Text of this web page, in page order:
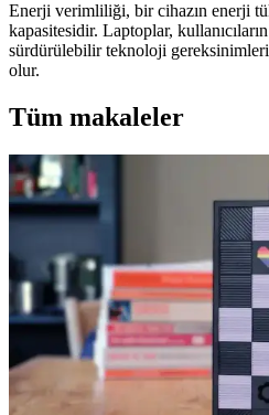
Enerji verimliliği, bir cihazın enerji
kapasitesidir. Laptoplar,
sürdürülebilir teknoloji
olur.
Tüm makaleler